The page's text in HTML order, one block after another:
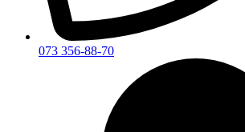
073 356-88-70